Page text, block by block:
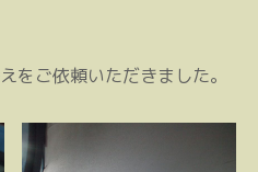
をご依頼いただきました。